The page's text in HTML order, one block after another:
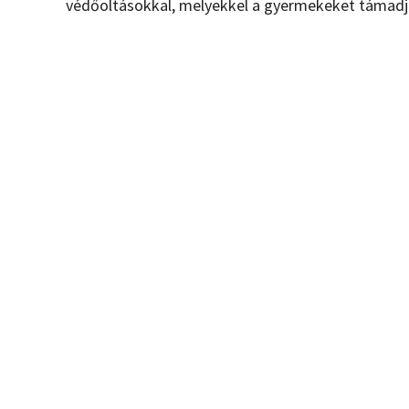
védőoltásokkal, melyekkel a gyermekeket